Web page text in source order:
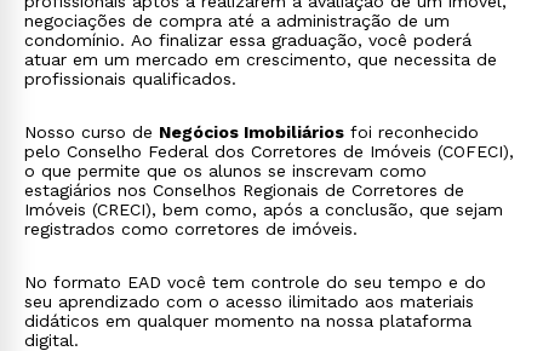
negociações de compra até a administração de um
condomínio. Ao finalizar essa graduação, você poderá
atuar em um mercado em crescimento, que necessita de
profissionais qualificados.
Nosso curso de Negócios Imobiliários foi reconhecido
pelo Conselho Federal dos Corretores de Imóveis (COFECI),
o que permite que os alunos se inscrevam como
estagiários nos Conselhos Regionais de Corretores de
Imóveis (CRECI), bem como, após a conclusão, que sejam
registrados como corretores de imóveis.
No formato EAD você tem controle do seu tempo e do
seu aprendizado com o acesso ilimitado aos materiais
didáticos em qualquer momento na nossa plataforma
digital.